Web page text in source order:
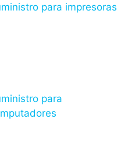
para impresoras
para